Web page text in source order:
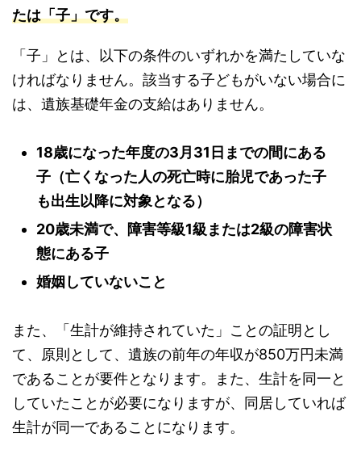
たは「子」です。
「子」とは、以下の条件のいずれかを満たしていな
ければなりません。該当する子どもがいない場合に
は、遺族基礎年金の支給はありません。
18歳になった年度の3月31日までの間にある
子（亡くなった人の死亡時に胎児であった子
も出生以降に対象となる）
20歳未満で、障害等級1級または2級の障害状
態にある子
婚姻していないこと
また、「生計が維持されていた」ことの証明とし
て、原則として、遺族の前年の年収が850万円未満
であることが要件となります。また、生計を同一と
していたことが必要になりますが、同居していれば
生計が同一であることになります。